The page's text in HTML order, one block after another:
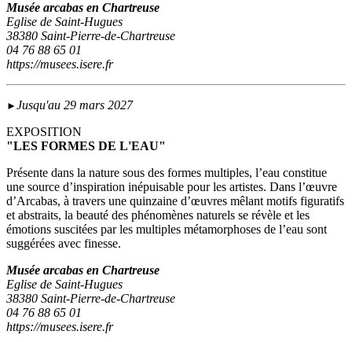
Musée arcabas en Chartreuse
Eglise de Saint-Hugues
38380 Saint-Pierre-de-Chartreuse
04 76 88 65 01
https://musees.isere.fr
► Jusqu'au 29 mars 2027
EXPOSITION
"LES FORMES DE L'EAU"
Présente dans la nature sous des formes multiples, l’eau constitue
une source d’inspiration inépuisable pour les artistes. Dans l’œuvre
d’Arcabas, à travers une quinzaine d’œuvres mêlant motifs figuratifs
et abstraits, la beauté des phénomènes naturels se révèle et les
émotions suscitées par les multiples métamorphoses de l’eau sont
suggérées avec finesse.
Musée arcabas en Chartreuse
Eglise de Saint-Hugues
38380 Saint-Pierre-de-Chartreuse
04 76 88 65 01
https://musees.isere.fr